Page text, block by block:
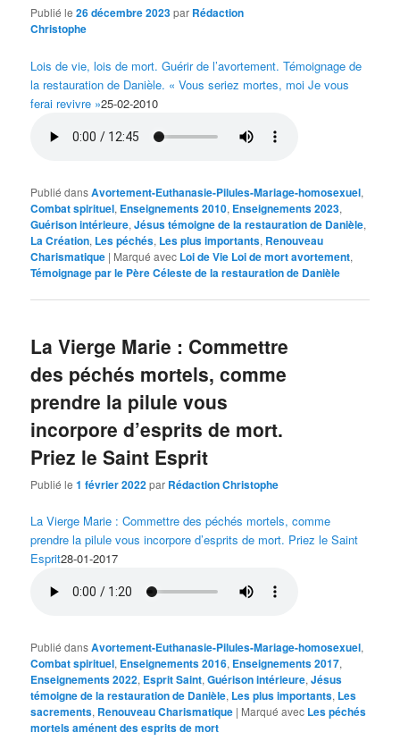
Publié le26 décembre 2023par Rédaction
Christophe
Lois de vie, lois de mort. Guérir de l’avortement. Témoignage de
la restauration de Danièle. « Vous seriez mortes, moi Je vous
ferai revivre »25-02-2010
Publié dansAvortement-Euthanasie-Pilules-Mariage-homosexuel,
Combat spirituel, Enseignements 2010, Enseignements 2023,
Guérison intérieure,Jésus témoigne de la restauration de Danièle,
La Création, Les péchés, Les plus importants, Renouveau
Charismatique | Marqué avec Loi de Vie Loi de mort avortement,
Témoignage par le Père Céleste de la restauration de Danièle
La Vierge Marie : Commettre
des péchés mortels, comme
prendre la pilule vous
incorpore d’esprits de mort.
Priez le Saint Esprit
Publié le1 février 2022par Rédaction Christophe
La Vierge Marie : Commettre des péchés mortels, comme
prendre la pilule vous incorpore d’esprits de mort. Priez le Saint
Esprit28-01-2017
Publié dansAvortement-Euthanasie-Pilules-Mariage-homosexuel,
Combat spirituel, Enseignements 2016, Enseignements 2017,
Enseignements 2022, Esprit Saint,Guérison intérieure,Jésus
témoigne de la restauration de Danièle, Les plus importants, Les
sacrements, Renouveau Charismatique | Marqué avec Les péchés
mortels aménent des esprits de mort